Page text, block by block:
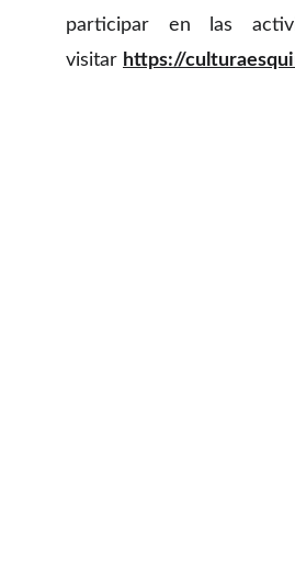
participar en las
visitar https://